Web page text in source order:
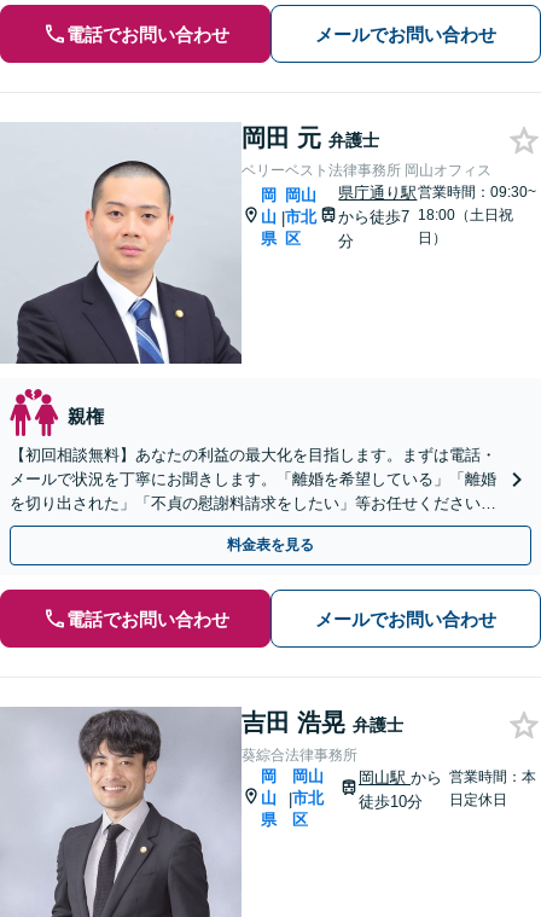
電話でお問い合わせ メールでお問い合わせ
岡田 元 弁護士
ベリーベスト法律事務所 岡山オフィス
岡
山
県
|
岡山
市北
区
県庁通り駅
から徒歩7
分
営業時間：09:30~
18:00（土日祝
日）
親権
【初回相談無料】あなたの利益の最大化を目指します。まずは電話・
メールで状況を丁寧にお聞きします。「離婚を希望している」「離婚
を切り出された」「不貞の慰謝料請求をしたい」等お任せください。
【リーズナブルな料金設定】
料金表を見る
電話でお問い合わせ メールでお問い合わせ
吉田 浩晃 弁護士
葵綜合法律事務所
岡
山
県
|
岡山
市北
区
岡山駅 から
徒歩10分
営業時間：本
日定休日